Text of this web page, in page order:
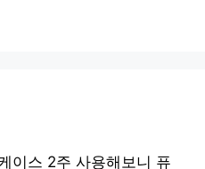
이스 2주 사용해보니 퓨